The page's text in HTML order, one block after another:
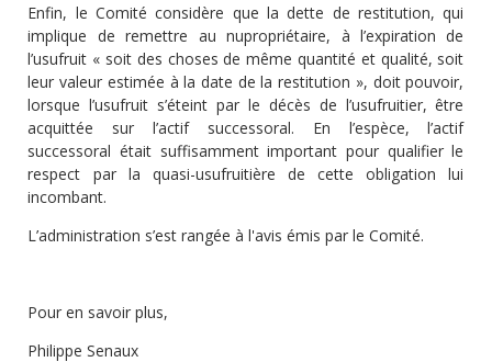
Enfin, le Comité considère que la dette de restitution, qui
implique de remettre au nupropriétaire, à l’expiration de
l’usufruit « soit des choses de même quantité et qualité, soit
leur valeur estimée à la date de la restitution », doit pouvoir,
lorsque l’usufruit s’éteint par le décès de l’usufruitier, être
acquittée sur l’actif successoral. En l’espèce, l’actif
successoral était suffisamment important pour qualifier le
respect par la quasi-usufruitière de cette obligation lui
incombant.
L’administration s’est rangée à l'avis émis par le Comité.
Pour en savoir plus,
Philippe Senaux